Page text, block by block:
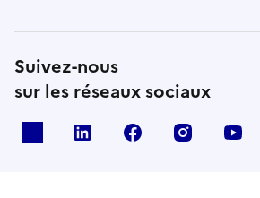
Suivez-nous
sur les réseaux sociaux
Linkedin Facebook Instagram